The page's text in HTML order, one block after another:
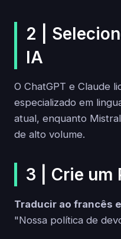
2 |
IA
O ChatGPT e Claude
especializado em
atual, enquanto
de alto volume.
3 | Crie um
Traducir ao francês
"Nossa política de